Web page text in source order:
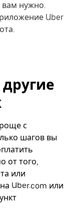
вам нужно.
Uber
с
шагов вы
от того,
или
Uber.com или